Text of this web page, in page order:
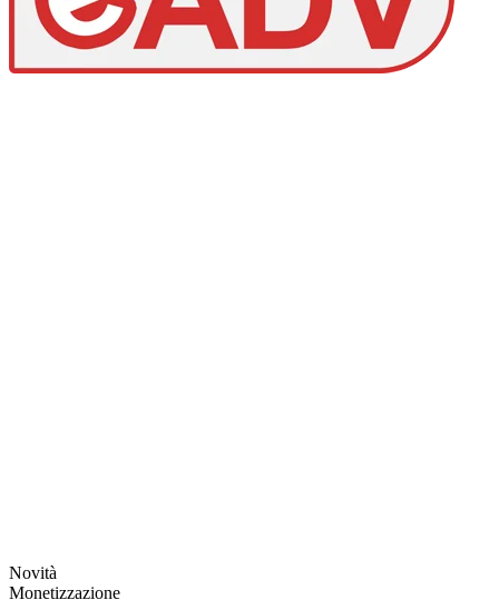
Novità
Monetizzazione